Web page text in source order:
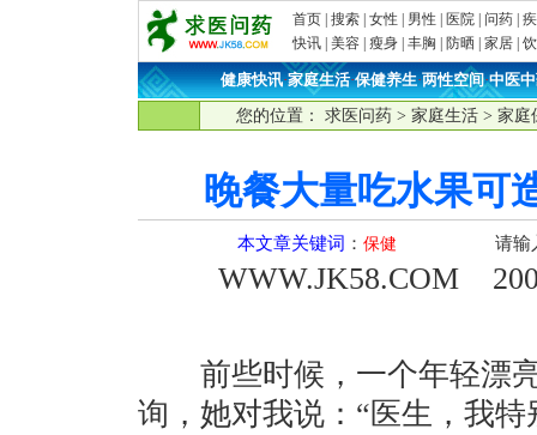
首页 搜索 女性 男性 医院 问药
快讯 美容 瘦身 丰胸 防晒 家居
健康快讯·家庭生活·保健养生·两性空间·中医
您的位置： 求医问药 > 家庭生活 > 家庭
晚餐大量吃水果可
本文章关键词 ： 保健 请输
WWW.JK58.COM
前些时候，一个年轻漂亮
询，她对我说：“医生，我